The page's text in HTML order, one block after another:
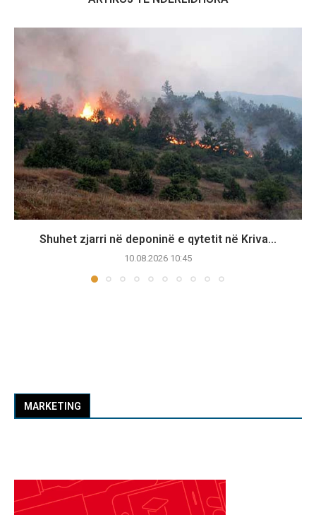
Shuhet zjarri në deponinë e qytetit në Kriva...
10.08.2026 10:45
MARKETING